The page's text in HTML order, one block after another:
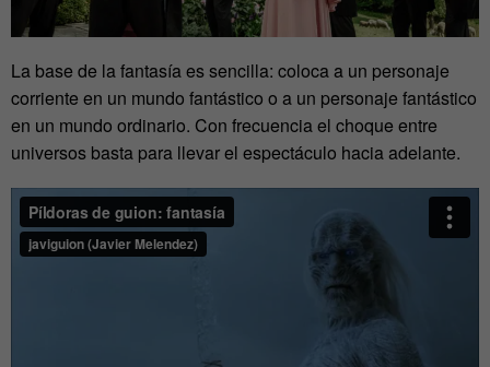
La base de la fantasía es sencilla: coloca a un personaje
corriente en un mundo fantástico o a un personaje fantástico
en un mundo ordinario. Con frecuencia el choque entre
universos basta para llevar el espectáculo hacia adelante.